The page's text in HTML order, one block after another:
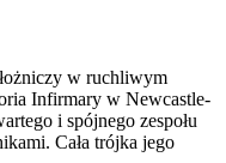
w ruchliwym
Infirmary w Newcastle-
i spójnego zespołu
Cała trójka jego